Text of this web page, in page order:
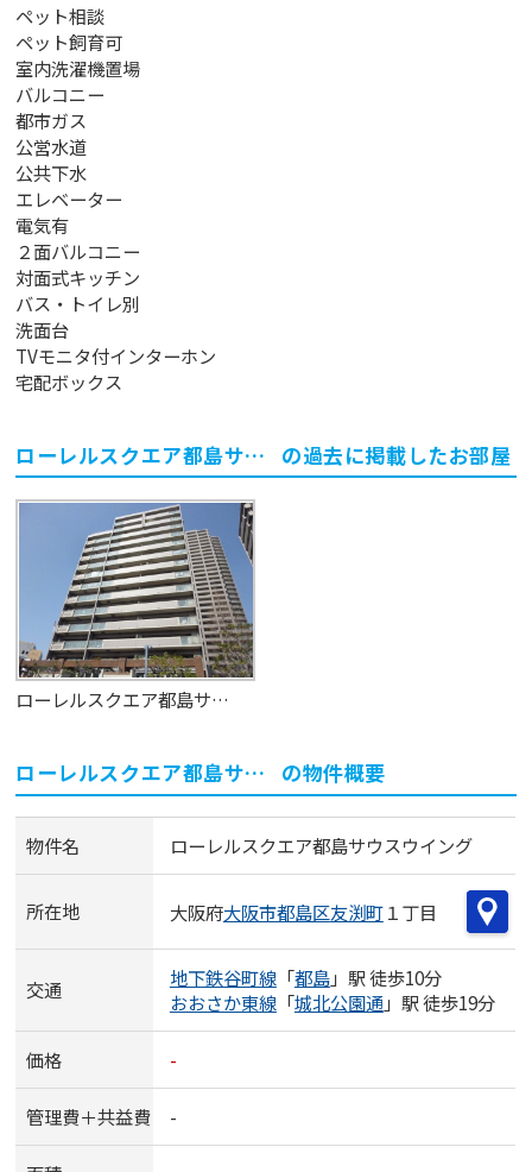
ペット相談
ペット飼育可
室内洗濯機置場
バルコニー
都市ガス
公営水道
公共下水
エレベーター
電気有
２面バルコニー
対面式キッチン
バス・トイレ別
洗面台
TVモニタ付インターホン
宅配ボックス
ローレルスクエア都島サウスウイング の過去に掲載したお部屋
ローレルスクエア都島サウスウイング
ローレルスクエア都島サウスウイング の物件概要
物件名 ローレルスクエア都島サウスウイング
所在地 大阪府大阪市都島区友渕町１丁目
交通 地下鉄谷町線「都島」駅 徒歩10分
おおさか東線「城北公園通」駅 徒歩19分
価格 -
管理費＋共益費 -